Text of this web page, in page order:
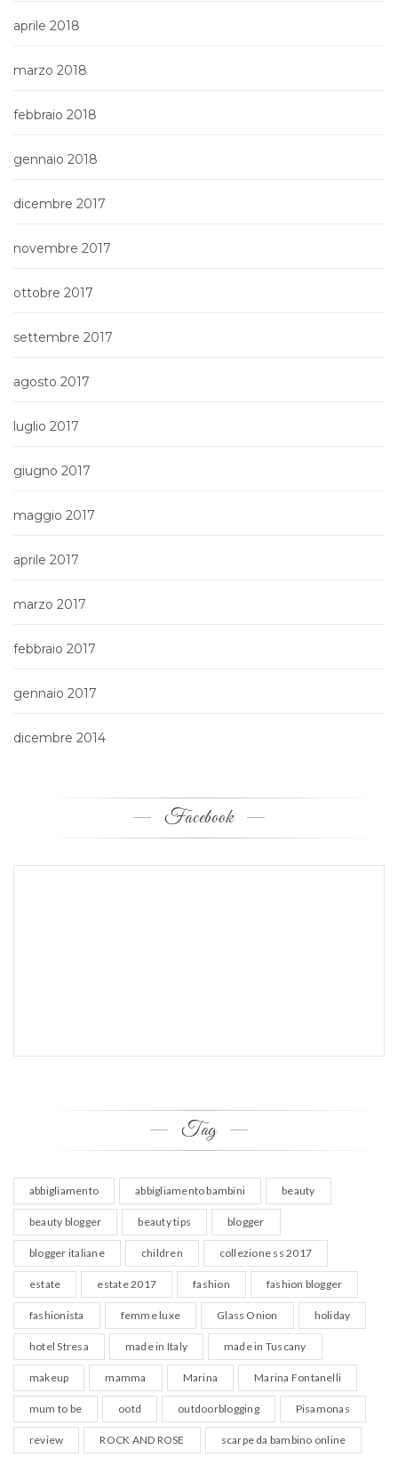
aprile 2018
marzo 2018
febbraio 2018
gennaio 2018
dicembre 2017
novembre 2017
ottobre 2017
settembre 2017
agosto 2017
luglio 2017
giugno 2017
maggio 2017
aprile 2017
marzo 2017
febbraio 2017
gennaio 2017
dicembre 2014
Facebook
Tag
abbigliamento abbigliamento bambini beauty
beauty blogger beauty tips blogger
blogger italiane children collezione ss 2017
estate estate 2017 fashion fashion blogger
fashionista femme luxe Glass Onion holiday
hotel Stresa made in Italy made in Tuscany
makeup mamma Marina Marina Fontanelli
mum to be ootd outdoorblogging Pisamonas
review ROCK AND ROSE scarpe da bambino online